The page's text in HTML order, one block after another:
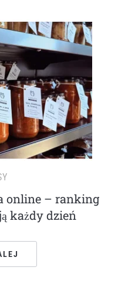
online – ranking
każdy dzień